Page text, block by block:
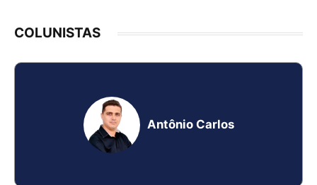
COLUNISTAS
Antônio Carlos